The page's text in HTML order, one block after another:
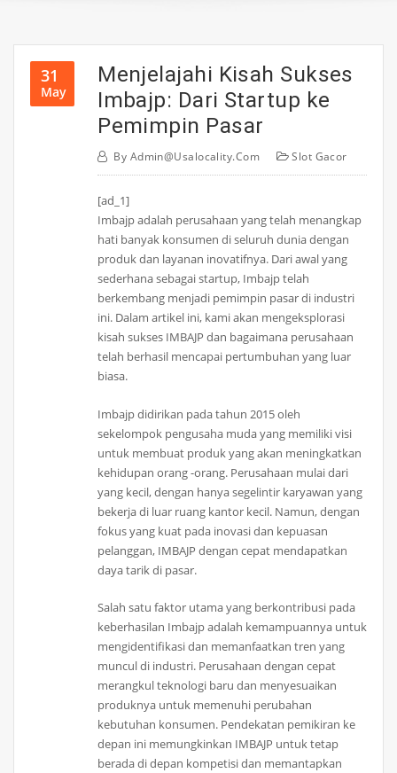
31
May
Menjelajahi Kisah Sukses
Imbajp: Dari Startup ke
Pemimpin Pasar
By Admin@usalocality.com Slot Gacor
[ad_1]
Imbajp adalah perusahaan yang telah menangkap
hati banyak konsumen di seluruh dunia dengan
produk dan layanan inovatifnya. Dari awal yang
sederhana sebagai startup, Imbajp telah
berkembang menjadi pemimpin pasar di industri
ini. Dalam artikel ini, kami akan mengeksplorasi
kisah sukses IMBAJP dan bagaimana perusahaan
telah berhasil mencapai pertumbuhan yang luar
biasa.
Imbajp didirikan pada tahun 2015 oleh
sekelompok pengusaha muda yang memiliki visi
untuk membuat produk yang akan meningkatkan
kehidupan orang -orang. Perusahaan mulai dari
yang kecil, dengan hanya segelintir karyawan yang
bekerja di luar ruang kantor kecil. Namun, dengan
fokus yang kuat pada inovasi dan kepuasan
pelanggan, IMBAJP dengan cepat mendapatkan
daya tarik di pasar.
Salah satu faktor utama yang berkontribusi pada
keberhasilan Imbajp adalah kemampuannya untuk
mengidentifikasi dan memanfaatkan tren yang
muncul di industri. Perusahaan dengan cepat
merangkul teknologi baru dan menyesuaikan
produknya untuk memenuhi perubahan
kebutuhan konsumen. Pendekatan pemikiran ke
depan ini memungkinkan IMBAJP untuk tetap
berada di depan kompetisi dan memantapkan